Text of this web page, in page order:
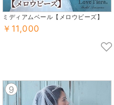
ミディアムベール【メロウビーズ】
￥11,000
9